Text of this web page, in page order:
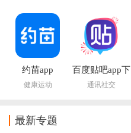
约苗app
健康运动
百度贴吧app下
载安装2026
通讯社交
最新专题